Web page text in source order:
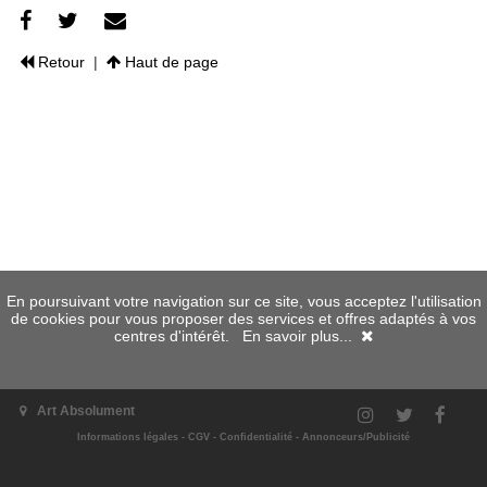
Retour| Haut de page
Art Absolument
Informations légales - CGV - Confidentialité - Annonceurs/Publicité
En poursuivant votre navigation sur ce site, vous acceptez l'utilisation
de cookies pour vous proposer des services et offres adaptés à vos
centres d'intérêt. En savoir plus...